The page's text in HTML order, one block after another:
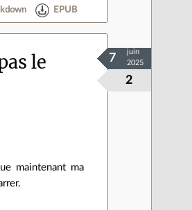
EPUB
le
2
7
juin
2025
maintenant ma